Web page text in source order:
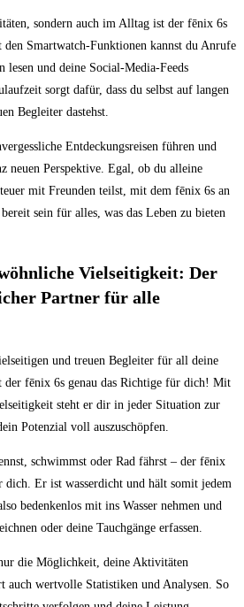
sondern‍ auch⁤ im Alltag ist ​der fēnix 6s
Smartwatch-Funktionen kannst du Anrufe‍
lesen und deine Social-Media-Feeds
sorgt dafür, dass du selbst auf langen
Begleiter dastehst.
Entdeckungsreisen führen ‌und‌
neuen ⁢Perspektive. ⁤Egal, ob du alleine
mit​ Freunden teilst, ‍mit⁣ dem fēnix 6s an
⁢sein für alles, was das Leben zu bieten
⁣Vielseitigkeit:⁣ Der‍
Partner für⁢ alle
und treuen Begleiter ⁣für all deine​
der fēnix 6s genau​ das Richtige‍ für dich! Mit
steht er ‌dir in jeder Situation‍ zur
Potenzial‍ voll auszuschöpfen.
schwimmst oder ​Rad fährst – der fēnix
Er​ ist wasserdicht ‌und hält somit jedem
bedenkenlos mit‍ ins⁤ Wasser nehmen und
oder deine Tauchgänge erfassen.
die Möglichkeit, deine Aktivitäten
auch⁤ wertvolle Statistiken und Analysen. So